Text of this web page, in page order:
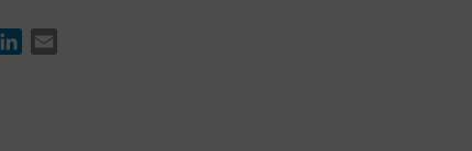
TwitterLinkedIn